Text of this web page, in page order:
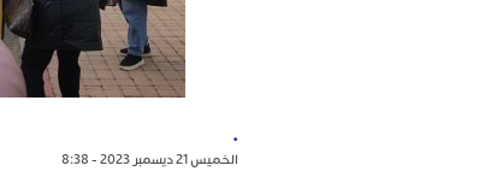
.
الخميس 21 ديسمبر 2023 - 8:38